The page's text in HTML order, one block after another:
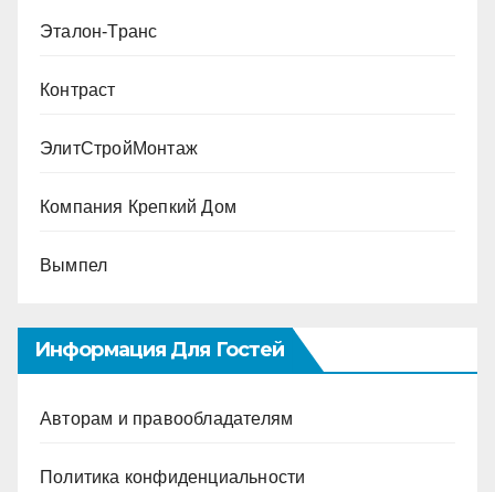
Эталон-Транс
Контраст
ЭлитСтройМонтаж
Компания Крепкий Дом
Вымпел
Информация Для Гостей
Авторам и правообладателям
Политика конфиденциальности